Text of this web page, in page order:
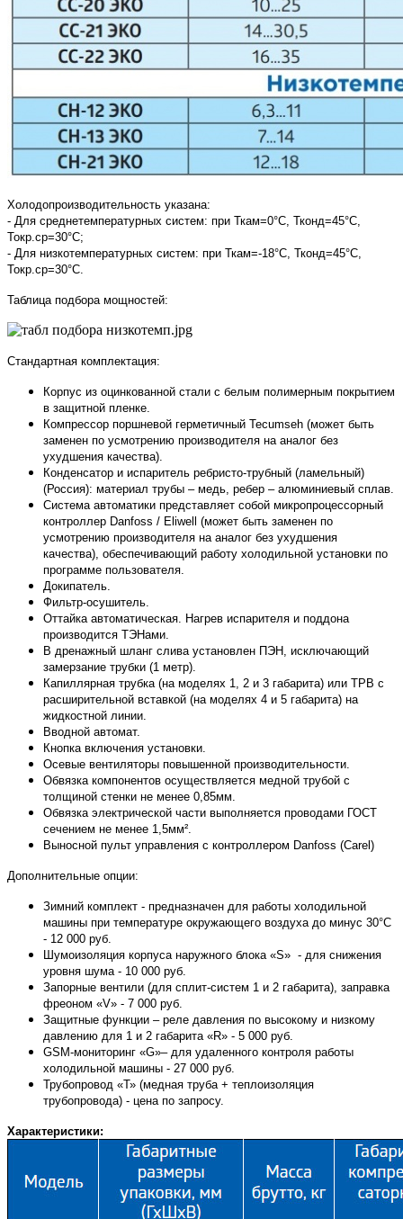
Холодопроизводительность указана:
- Для среднетемпературных систем: при Ткам=0°С, Тконд=45°С,
Токр.ср=30°С;
- Для низкотемпературных систем: при Ткам=-18°С, Тконд=45°С,
Токр.ср=30°С.
Таблица подбора мощностей:
Стандартная комплектация:
Корпус из оцинкованной стали с белым полимерным покрытием
в защитной пленке.
Компрессор поршневой герметичный Tecumseh (может быть
заменен по усмотрению производителя на аналог без
ухудшения качества).
Конденсатор и испаритель ребристо-трубный (ламельный)
(Россия): материал трубы – медь, ребер – алюминиевый сплав.
Система автоматики представляет собой микропроцессорный
контроллер Danfoss / Eliwell (может быть заменен по
усмотрению производителя на аналог без ухудшения
качества), обеспечивающий работу холодильной установки по
программе пользователя.
Докипатель.
Фильтр-осушитель.
Оттайка автоматическая. Нагрев испарителя и поддона
производится ТЭНами.
В дренажный шланг слива установлен ПЭН, исключающий
замерзание трубки (1 метр).
Капиллярная трубка (на моделях 1, 2 и 3 габарита) или ТРВ с
расширительной вставкой (на моделях 4 и 5 габарита) на
жидкостной линии.
Вводной автомат.
Кнопка включения установки.
Осевые вентиляторы повышенной производительности.
Обвязка компонентов осуществляется медной трубой с
толщиной стенки не менее 0,85мм.
Обвязка электрической части выполняется проводами ГОСТ
сечением не менее 1,5мм².
Выносной пульт управления с контроллером Danfoss (Carel)
Дополнительные опции:
Зимний комплект - предназначен для работы холодильной
машины при температуре окружающего воздуха до минус 30°С
- 12 000 руб.
Шумоизоляция корпуса наружного блока «S» - для снижения
уровня шума - 10 000 руб.
Запорные вентили (для сплит-систем 1 и 2 габарита), заправка
фреоном «V» - 7 000 руб.
Защитные функции – реле давления по высокому и низкому
давлению для 1 и 2 габарита «R» - 5 000 руб.
GSM-мониторинг «G»– для удаленного контроля работы
холодильной машины - 27 000 руб.
Трубопровод «Т» (медная труба + теплоизоляция
трубопровода) - цена по запросу.
Характеристики: